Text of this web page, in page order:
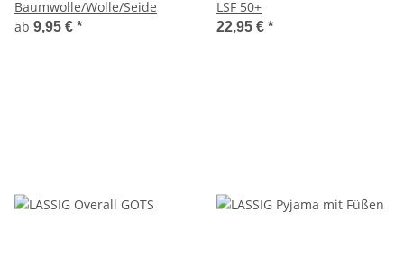
Baumwolle/Wolle/Seide
ab 9,95 € *
LSF 50+
22,95 € *